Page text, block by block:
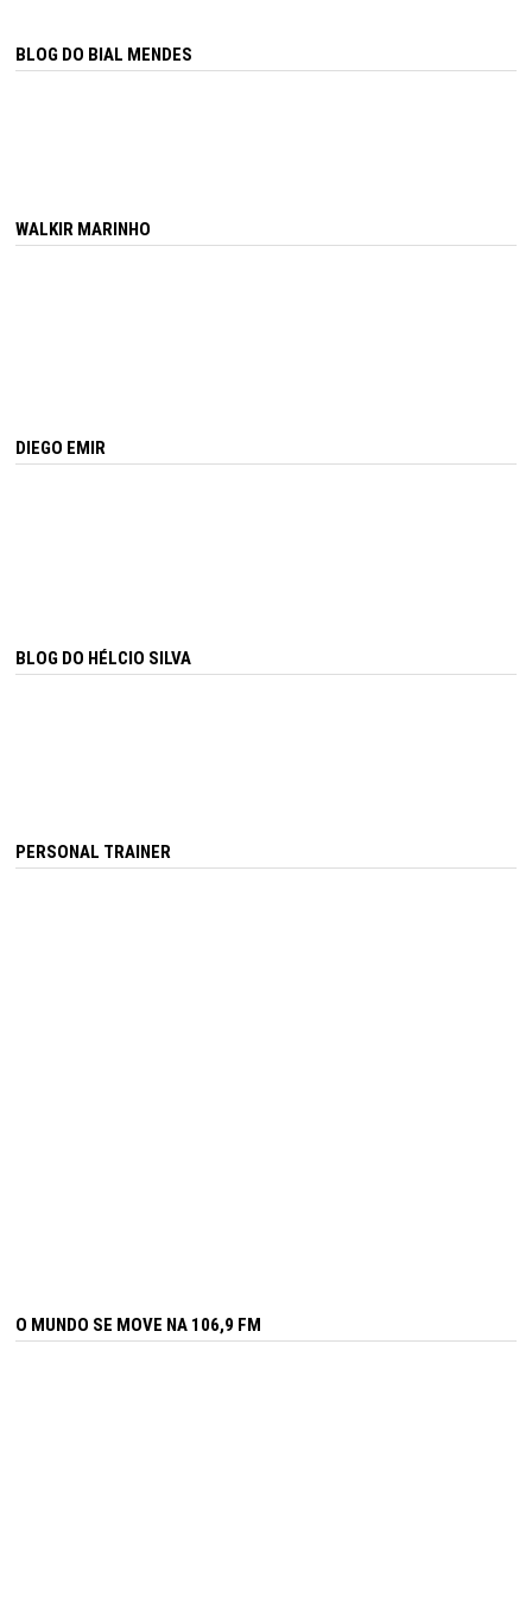
BLOG DO BIAL MENDES
WALKIR MARINHO
DIEGO EMIR
BLOG DO HÉLCIO SILVA
PERSONAL TRAINER
O MUNDO SE MOVE NA 106,9 FM